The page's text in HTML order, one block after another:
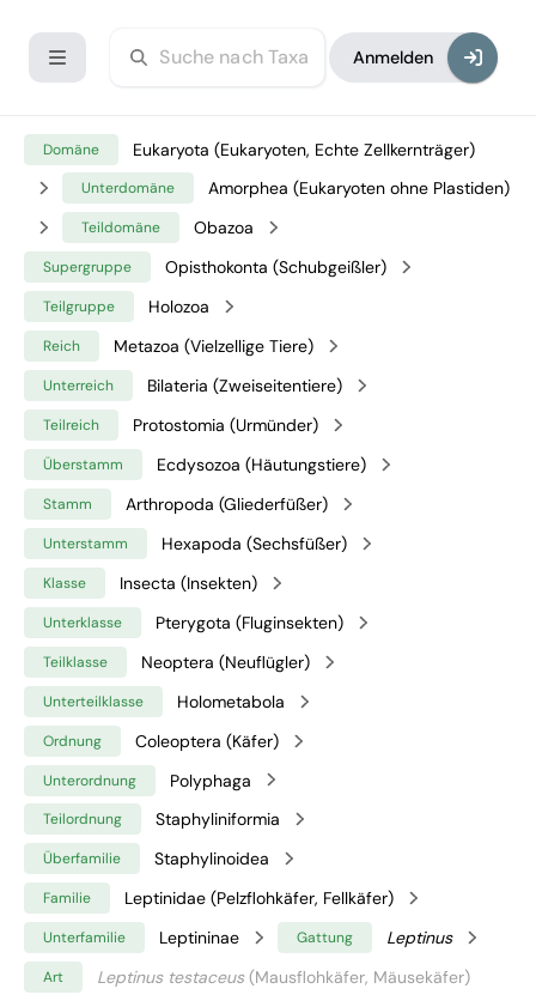
Anmelden
Domäne Eukaryota (Eukaryoten, Echte Zellkernträger)
Unterdomäne Amorphea (Eukaryoten ohne Plastiden)
Teildomäne Obazoa
Supergruppe Opisthokonta (Schubgeißler)
Teilgruppe Holozoa
Reich Metazoa (Vielzellige Tiere)
Unterreich Bilateria (Zweiseitentiere)
Teilreich Protostomia (Urmünder)
Überstamm Ecdysozoa (Häutungstiere)
Stamm Arthropoda (Gliederfüßer)
Unterstamm Hexapoda (Sechsfüßer)
Klasse Insecta (Insekten)
Unterklasse Pterygota (Fluginsekten)
Teilklasse Neoptera (Neuflügler)
Unterteilklasse Holometabola
Ordnung Coleoptera (Käfer)
Unterordnung Polyphaga
Teilordnung Staphyliniformia
Überfamilie Staphylinoidea
Familie Leptinidae (Pelzflohkäfer, Fellkäfer)
Unterfamilie Leptininae Gattung Leptinus
Art Leptinus testaceus(Mausflohkäfer, Mäusekäfer)